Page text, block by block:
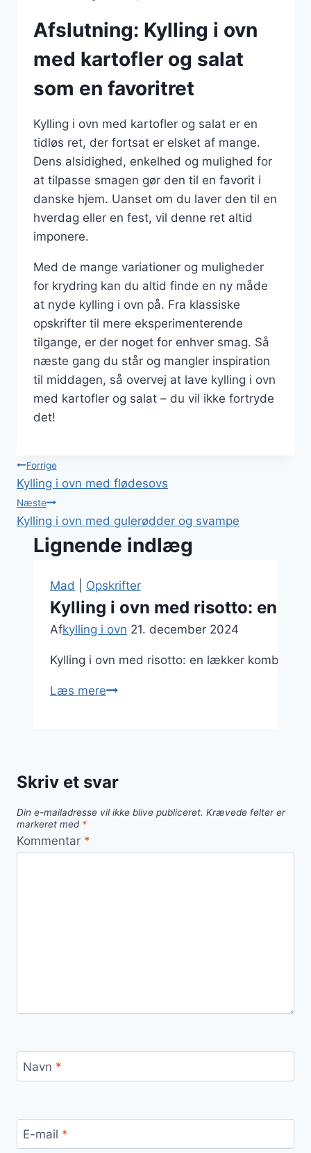
Afslutning: Kylling i ovn
med kartofler og salat
som en favoritret
Kylling i ovn med kartofler og salat er en
tidløs ret, der fortsat er elsket af mange.
Dens alsidighed, enkelhed og mulighed for
at tilpasse smagen gør den til en favorit i
danske hjem. Uanset om du laver den til en
hverdag eller en fest, vil denne ret altid
imponere.
Med de mange variationer og muligheder
for krydring kan du altid finde en ny måde
at nyde kylling i ovn på. Fra klassiske
opskrifter til mere eksperimenterende
tilgange, er der noget for enhver smag. Så
næste gang du står og mangler inspiration
til middagen, så overvej at lave kylling i ovn
med kartofler og salat – du vil ikke fortryde
det!
Indlægsnavigation
Forrige
Kylling i ovn med flødesovs
Næste
Kylling i ovn med gulerødder og svampe
Lignende indlæg
Mad Opskrifter
Kylling i ovn med risotto: en
Afkylling i ovn 21. december 2024
Kylling i ovn med risotto: en lækker
Læs mereKylling
en
hjemme
Skriv et svar
Din e-mailadresse vil ikke blive publiceret. Krævede felter er
markeret med *
Kommentar *
Navn *
E-mail *